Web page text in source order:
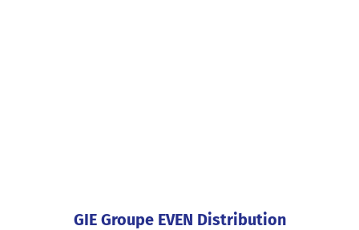
GIE Groupe EVEN Distribution